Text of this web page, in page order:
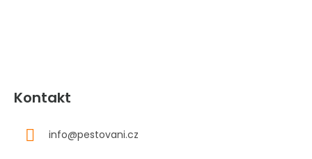
Kontakt
info@pestovani.cz